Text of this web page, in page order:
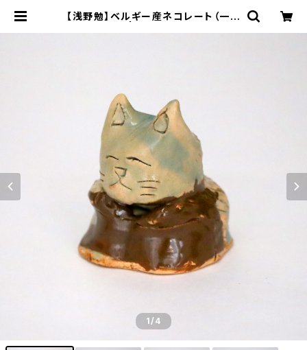
【浅野勉】ベルギー産ネコレート（一点
1/4